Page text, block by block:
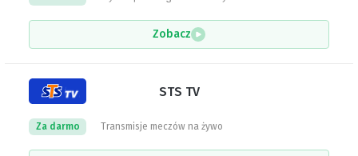
Zobacz
STS TV
Transmisje meczów na żywo
Za darmo